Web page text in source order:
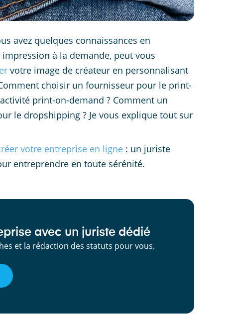
avez quelques connaissances en
impression à la demande, peut vous
votre image de créateur en personnalisant
choisir un fournisseur pour le print-
print-on-demand ? Comment un
le dropshipping ? Je vous explique tout sur
votre entreprise en ligne : un juriste
entreprendre en toute sérénité.
avec un juriste dédié
et la rédaction des statuts pour vous.